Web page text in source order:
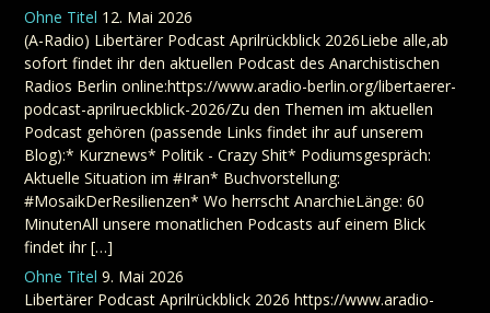
Ohne Titel 12. Mai 2026
(A-Radio) Libertärer Podcast Aprilrückblick 2026Liebe alle,ab
sofort findet ihr den aktuellen Podcast des Anarchistischen
Radios Berlin online:https://www.aradio-berlin.org/libertaerer-
podcast-aprilrueckblick-2026/Zu den Themen im aktuellen
Podcast gehören (passende Links findet ihr auf unserem
Blog):* Kurznews* Politik - Crazy Shit* Podiumsgespräch:
Aktuelle Situation im #Iran* Buchvorstellung:
#MosaikDerResilienzen* Wo herrscht AnarchieLänge: 60
MinutenAll unsere monatlichen Podcasts auf einem Blick
findet ihr […]
Ohne Titel 9. Mai 2026
Libertärer Podcast Aprilrückblick 2026 https://www.aradio-